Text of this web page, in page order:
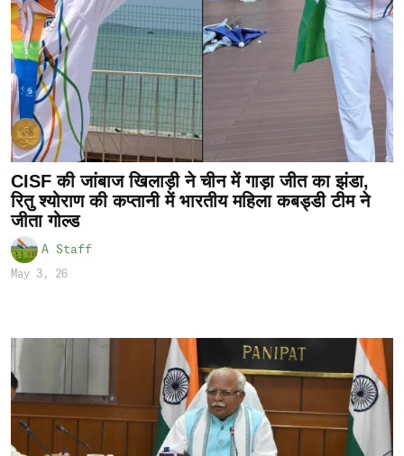
CISF की जांबाज खिलाड़ी ने चीन में गाड़ा जीत का झंडा,
रितु श्योराण की कप्तानी में भारतीय महिला कबड्डी टीम ने
जीता गोल्ड
A Staff
May 3, 26